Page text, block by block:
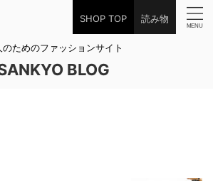
SHOP TOP 読み物
のためのファッションサイト
BLOG